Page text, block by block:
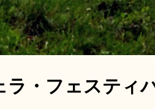
ラ・フェスティ